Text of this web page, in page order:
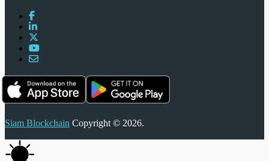
Siam Blockchain Copyright © 2026.